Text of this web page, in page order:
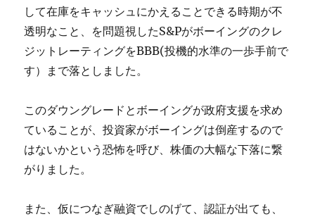
して在庫をキャッシュにかえることできる時期が不
透明なこと、を問題視したS&Pがボーイングのクレ
ジットレーティングをBBB(投機的水準の一歩手前で
す）まで落としました。
このダウングレードとボーイングが政府支援を求め
ていることが、投資家がボーイングは倒産するので
はないかという恐怖を呼び、株価の大幅な下落に繋
がりました。
また、仮につなぎ融資でしのげて、認証が出ても、